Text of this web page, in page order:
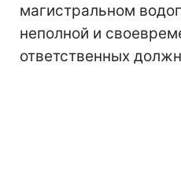
магистральном
неполной и
ответственных